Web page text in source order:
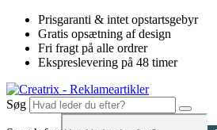
Videre
indhold
Prisgaranti & intet opstartsgebyr
Gratis opsætning af design
Fri fragt på alle ordrer
Ekspreslevering på 48 timer
Søg